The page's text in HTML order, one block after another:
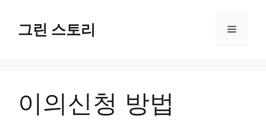
그린 스토리 메
이의신청 방법